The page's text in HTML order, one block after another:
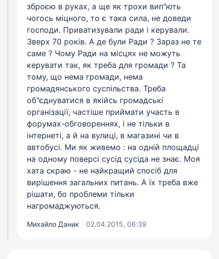
зброєю в руках, а ще як трохи вип"ють
чогось міцного, то є така сила, не доведи
господи. Приватизували ради і керували.
Зверх 70 років. А де були Ради ? Зараз не те
саме ? Чому Ради на місцях не можуть
керувати так, як треба для громади ? Та
тому, що нема громади, нема
громадянського суспільства. Треба
об"єднуватися в якійсь громадські
організації, частіше приймати участь в
форумах-обговореннях, і не тільки в
інтернеті, а й на вулиці, в магазині чи в
автобусі. Ми як живемо : на одній площадці
на одному поверсі сусід сусіда не знає. Моя
хата скраю - не найкращий спосіб для
вирішення загальних питань. А їх треба вже
рішати, бо проблеми тільки
нагромаджуються.
Михайло Даник 02.04.2015, 06:39